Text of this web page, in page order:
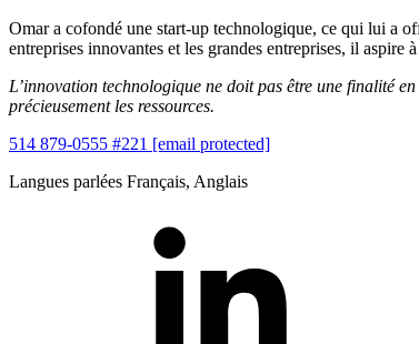
Omar a cofondé une start-up technologique, ce qui lui a
entreprises innovantes et les grandes entreprises, il
L’innovation technologique ne doit pas être une finalité
précieusement les ressources.
514 879-0555 #221 [email protected]
Langues parlées Français, Anglais